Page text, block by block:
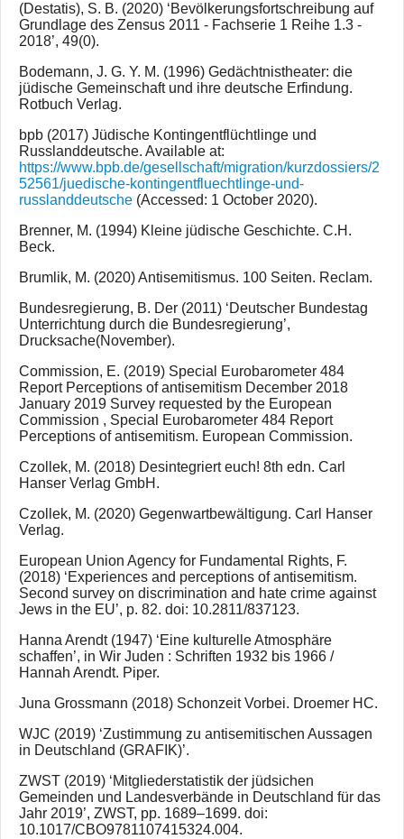
(Destatis), S. B. (2020) ‘Bevölkerungsfortschreibung auf
Grundlage des Zensus 2011 - Fachserie 1 Reihe 1.3 -
2018’, 49(0).
Bodemann, J. G. Y. M. (1996) Gedächtnistheater: die
jüdische Gemeinschaft und ihre deutsche Erfindung.
Rotbuch Verlag.
bpb (2017) Jüdische Kontingentflüchtlinge und
Russlanddeutsche. Available at:
https://www.bpb.de/gesellschaft/migration/kurzdossiers/2
52561/juedische-kontingentfluechtlinge-und-
russlanddeutsche (Accessed: 1 October 2020).
Brenner, M. (1994) Kleine jüdische Geschichte. C.H.
Beck.
Brumlik, M. (2020) Antisemitismus. 100 Seiten. Reclam.
Bundesregierung, B. Der (2011) ‘Deutscher Bundestag
Unterrichtung durch die Bundesregierung’,
Drucksache(November).
Commission, E. (2019) Special Eurobarometer 484
Report Perceptions of antisemitism December 2018
January 2019 Survey requested by the European
Commission , Special Eurobarometer 484 Report
Perceptions of antisemitism. European Commission.
Czollek, M. (2018) Desintegriert euch! 8th edn. Carl
Hanser Verlag GmbH.
Czollek, M. (2020) Gegenwartbewältigung. Carl Hanser
Verlag.
European Union Agency for Fundamental Rights, F.
(2018) ‘Experiences and perceptions of antisemitism.
Second survey on discrimination and hate crime against
Jews in the EU’, p. 82. doi: 10.2811/837123.
Hanna Arendt (1947) ‘Eine kulturelle Atmosphäre
schaffen’, in Wir Juden : Schriften 1932 bis 1966 /
Hannah Arendt. Piper.
Juna Grossmann (2018) Schonzeit Vorbei. Droemer HC.
WJC (2019) ‘Zustimmung zu antisemitischen Aussagen
in Deutschland (GRAFIK)’.
ZWST (2019) ‘Mitgliederstatistik der jüdsichen
Gemeinden und Landesverbände in Deutschland für das
Jahr 2019’, ZWST, pp. 1689–1699. doi:
10.1017/CBO9781107415324.004.